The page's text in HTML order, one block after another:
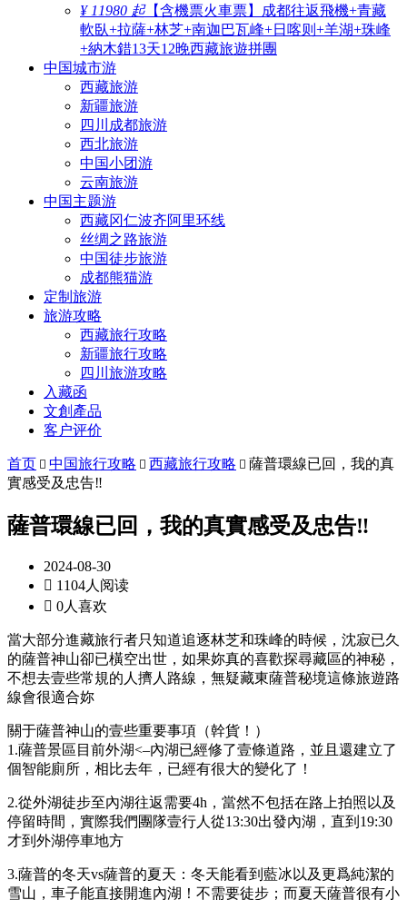
¥ 11980 起【含機票火車票】成都往返飛機+青藏
軟臥+拉薩+林芝+南迦巴瓦峰+日喀则+羊湖+珠峰
+納木錯13天12晚西藏旅遊拼團
中国城市游
西藏旅游
新疆旅游
四川成都旅游
西北旅游
中国小团游
云南旅游
中国主题游
西藏冈仁波齐阿里环线
丝绸之路旅游
中国徒步旅游
成都熊猫游
定制旅游
旅游攻略
西藏旅行攻略
新疆旅行攻略
四川旅游攻略
入藏函
文創產品
客户评价
首页  中国旅行攻略  西藏旅行攻略  薩普環線已回，我的真
實感受及忠告‼️
薩普環線已回，我的真實感受及忠告‼️
2024-08-30
 1104人阅读
 0人喜欢
當大部分進藏旅行者只知道追逐林芝和珠峰的時候，沈寂已久
的薩普神山卻已橫空出世，如果妳真的喜歡探尋藏區的神秘，
不想去壹些常規的人擠人路線，無疑藏東薩普秘境這條旅遊路
線會很適合妳
關于薩普神山的壹些重要事項（幹貨！）
1.薩普景區目前外湖<–內湖已經修了壹條道路，並且還建立了
個智能廁所，相比去年，已經有很大的變化了！
2.從外湖徒步至內湖往返需要4h，當然不包括在路上拍照以及
停留時間，實際我們團隊壹行人從13:30出發內湖，直到19:30
才到外湖停車地方
3.薩普的冬天vs薩普的夏天：冬天能看到藍冰以及更爲純潔的
雪山，車子能直接開進內湖！不需要徒步；而夏天薩普很有小